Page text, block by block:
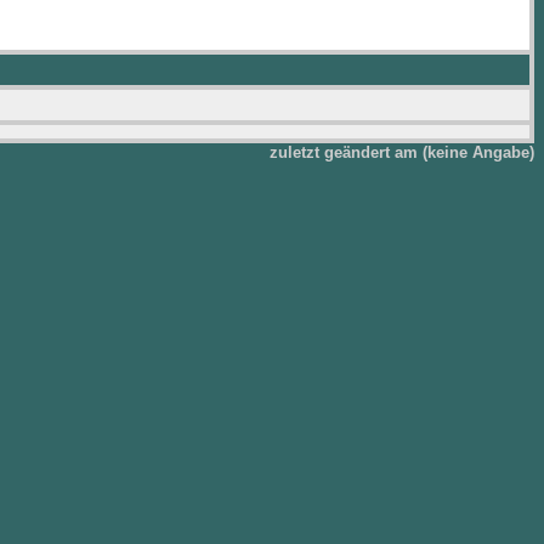
zuletzt geändert am (keine Angabe)